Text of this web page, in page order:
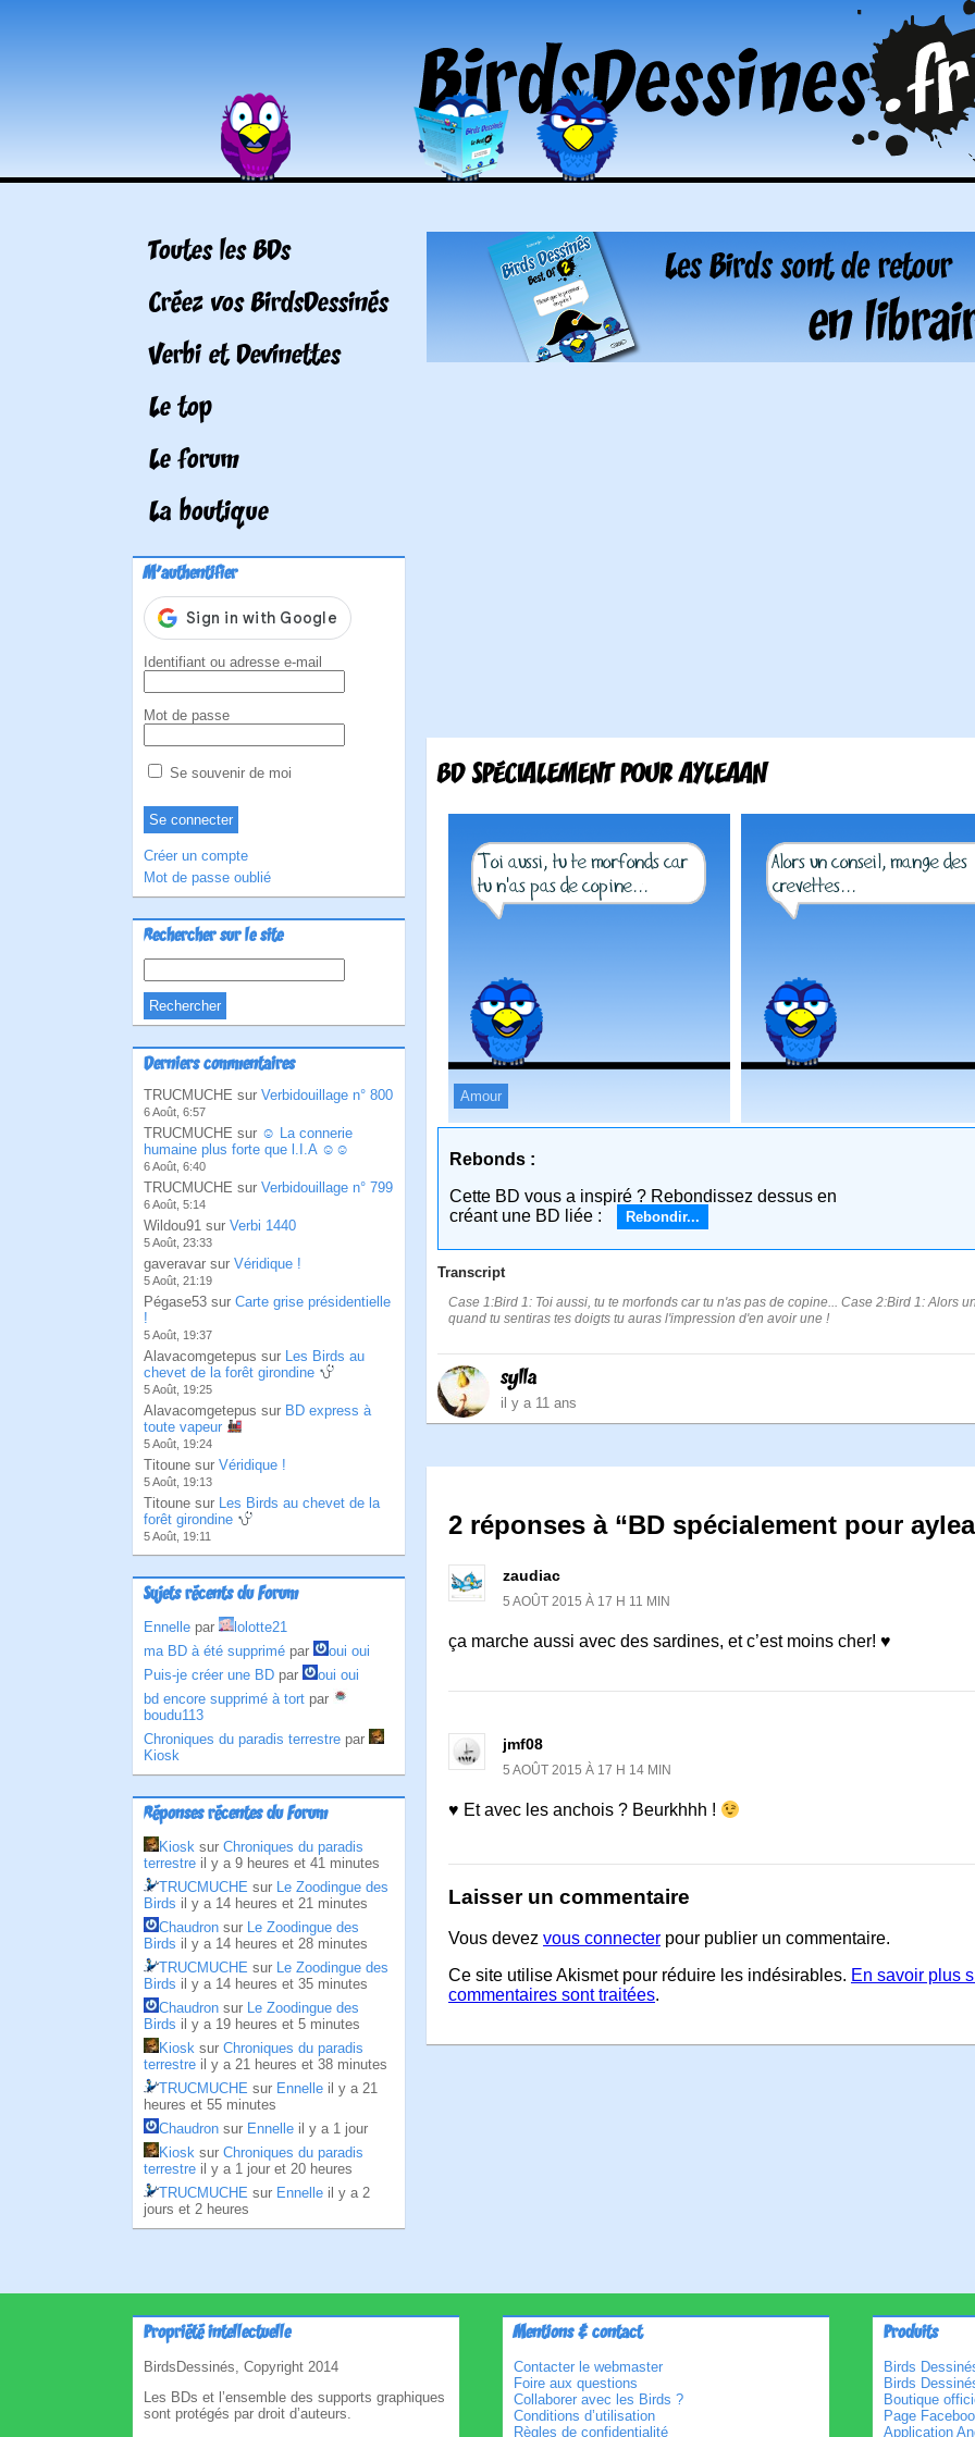
Toutes les BDs
Créez vos BirdsDessinés
Verbi et Devinettes
Le top
Le forum
La boutique
M'authentifier
Identifiant ou adresse e-mail
Mot de passe
Se souvenir de moi
Créer un compte
Mot de passe oublié
Rechercher sur le site
Derniers commentaires
TRUCMUCHE sur Verbidouillage n° 800
6 Août, 6:57
TRUCMUCHE sur ☺ La connerie
humaine plus forte que l.I.A ☺☺
6 Août, 6:40
TRUCMUCHE sur Verbidouillage n° 799
6 Août, 5:14
Wildou91 sur Verbi 1440
5 Août, 23:33
gaveravar sur Véridique !
5 Août, 21:19
Pégase53 sur Carte grise présidentielle
!
5 Août, 19:37
Alavacomgetepus sur Les Birds au
chevet de la forêt girondine
5 Août, 19:25
Alavacomgetepus sur BD express à
toute vapeur
5 Août, 19:24
Titoune sur Véridique !
5 Août, 19:13
Titoune sur Les Birds au chevet de la
forêt girondine
5 Août, 19:11
Sujets récents du Forum
Ennelle par
lolotte21
ma BD à été supprimé par
oui oui
Puis-je créer une BD par
oui oui
bd encore supprimé à tort par
boudu113
Chroniques du paradis terrestre par
Kiosk
Réponses récentes du Forum
Kiosk sur Chroniques du paradis
terrestre il y a 9 heures et 41 minutes
TRUCMUCHE sur Le Zoodingue des
Birds il y a 14 heures et 21 minutes
Chaudron sur Le Zoodingue des
Birds il y a 14 heures et 28 minutes
TRUCMUCHE sur Le Zoodingue des
Birds il y a 14 heures et 35 minutes
Chaudron sur Le Zoodingue des
Birds il y a 19 heures et 5 minutes
Kiosk sur Chroniques du paradis
terrestre il y a 21 heures et 38 minutes
TRUCMUCHE sur Ennelle il y a 21
heures et 55 minutes
Chaudron sur Ennelle il y a 1 jour
Kiosk sur Chroniques du paradis
terrestre il y a 1 jour et 20 heures
TRUCMUCHE sur Ennelle il y a 2
jours et 2 heures
BD SPÉCIALEMENT POUR AYLEAAN
Amour
Rebonds :
Cette BD vous a inspiré ? Rebondissez dessus en
créant une BD liée :
Rebondir...
Transcript
Case 1:Bird 1: Toi aussi, tu te morfonds car tu n'as pas de copine... Case 2:Bird 1: Alors
quand tu sentiras tes doigts tu auras l'impression d'en avoir une !
sylla
il y a 11 ans
2 réponses à “BD spécialement pour
zaudiac
5 AOÛT 2015 À 17 H 11 MIN
ça marche aussi avec des sardines, et c’est moins cher! ♥
jmf08
5 AOÛT 2015 À 17 H 14 MIN
♥ Et avec les anchois ? Beurkhhh !
Laisser un commentaire
Vous devez vous connecter pour publier un commentaire.
Ce site utilise Akismet pour réduire les indésirables. En savoir plus
commentaires sont traitées.
Propriété intellectuelle
BirdsDessinés, Copyright 2014
Les BDs et l’ensemble des supports graphiques
sont protégés par droit d’auteurs.
Mentions & contact
Contacter le webmaster
Foire aux questions
Collaborer avec les Birds ?
Conditions d’utilisation
Règles de confidentialité
Produits
Birds
Birds
Boutique
Page
Application